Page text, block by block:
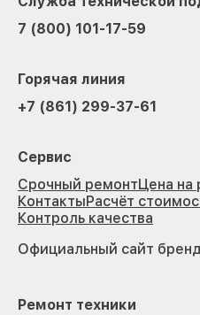
7 (800) 101-17-59
Горячая линия
+7 (861) 299-37-61
Сервис
Срочный ремонтЦена на
КонтактыРасчёт
Контроль качества
Официальный сайт
Ремонт техники